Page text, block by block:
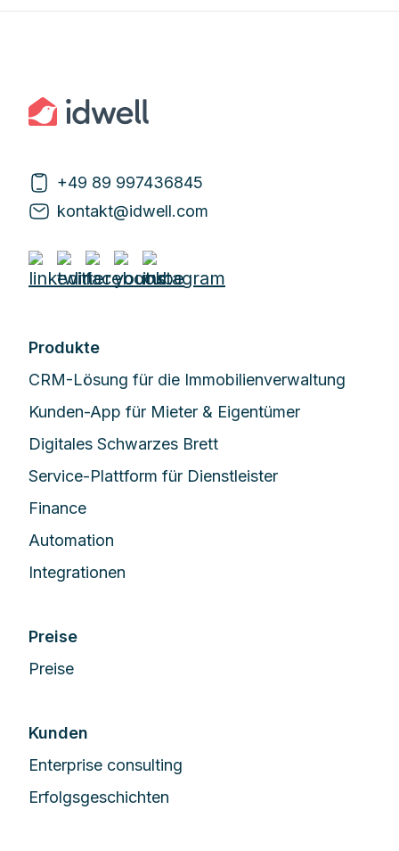
+49 89 997436845
kontakt@idwell.com
Produkte
CRM-Lösung für die Immobilienverwaltung
Kunden-App für Mieter & Eigentümer
Digitales Schwarzes Brett
Service-Plattform für Dienstleister
Finance
Automation
Integrationen
Preise
Preise
Kunden
Enterprise сonsulting
Erfolgsgeschichten